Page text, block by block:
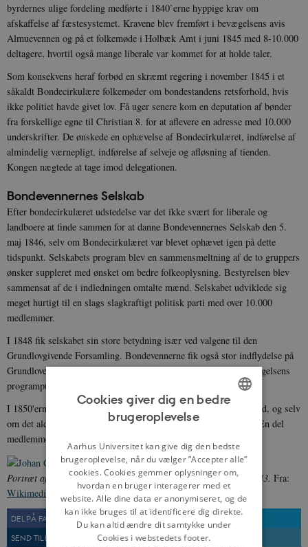
byrdernes ulige fordeling medførte i 1840’erne hyppige krav om
afskaffelse af fæstesystemet. Kravene blev fremført i bevægelsens avis
Almuevennen og på et folkemøde i Holbæk Amt i juni 1845 med 8-10.000
deltagere, hvortil også mange liberale var kommet for at holde taler.
Som konsekvens heraf forbød en skræmt regering i november 1845 i et
såkaldt Bondecirkulære folkemøder om bondestandens retsforhold, hvis
ikke politiet havde givet lov. Få uger senere kom en deputation af bønder
fra forskellige egne til Christian 8. for at aflevere en adresse med 10.000
underskrifter. De ønskede en ophævelse af Bondecirkulæret, indførelse af
almindelig værnepligt, indførelse af selveje og afløsning af tienden.
Kongen nægtede at tage imod delegationen.
Bondevennernes Selskab
Efter bondecirkulæret udstedelse var det ikke svært for liberale og
landboere at finde sammen for at danne Bondevennernes Selskab den 5.
maj 1846, selv om Bondecirkulæret var blevet ophævet igen på dette
tidspunkt. Selskabets program blev en sammensmeltning af de to gruppers
ønsker suppleret med ønsket om bedre folkeoplysning. Bestyrelsen blev
sammensat af de i indledningen omtalte mænd. Selskabet udviklede sig
meget hurtigt til en slags slagkraftigt politisk parti med over 10.000
medlemmer.
I 1848 fik selskabet sin store betydning især ved valgene til den
Grundlovgivende Forsamling. Bondevennerne fik også stor indflydelse på
Grundlovens demokratiske karakter. I 1849 blev et andet af bevægelsens
programpunkter, den almindelige værnepligt, også gennemført.
I 1850'erne svækkedes selskabets indflydelse pga. indbyrdes splid, og selv
om det aldrig blev opløst formelt, var dets tid forbi i 1860'erne. En del
medlemmer sluttede sig i 1870'erne til partiet Venstre.
Portræt af Johan Christian Drewsen, malet af Jørgen Roed i 1843. Fra:
Wikimedia Commons
DEL PÅ FACEBOOK
DEL PÅ TWITTER
SEND TIL EN VEN
UDSKRIV
DANISH
Cookies giver dig en bedre
brugeroplevelse
Aarhus Universitet kan give dig den bedste
brugeroplevelse, når du vælger ”Accepter alle”
cookies. Cookies gemmer oplysninger om,
hvordan en bruger interagerer med et
website. Alle dine data er anonymiseret, og de
kan ikke bruges til at identificere dig direkte.
Du kan altid ændre dit samtykke under
Cookies i webstedets footer.